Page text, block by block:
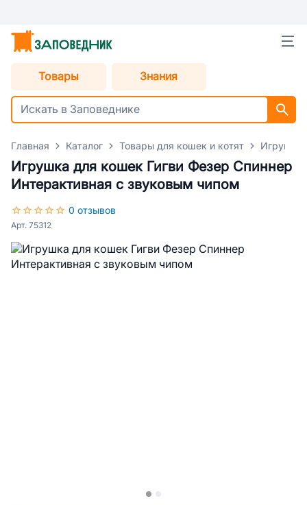
Товары Знания
Главная Каталог Товары для кошек и котят Игрушки
Игрушка для кошек Гигви Фезер Спиннер
Интерактивная с звуковым чипом
0 отзывов
Арт. 75312